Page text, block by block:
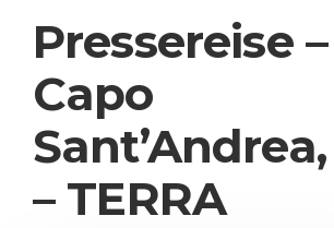
Pressereise –
Capo
– TERRA